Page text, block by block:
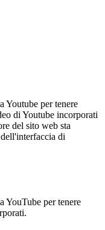
Youtube per tenere
di Youtube incorporati
del sito web sta
di
YouTube per tenere